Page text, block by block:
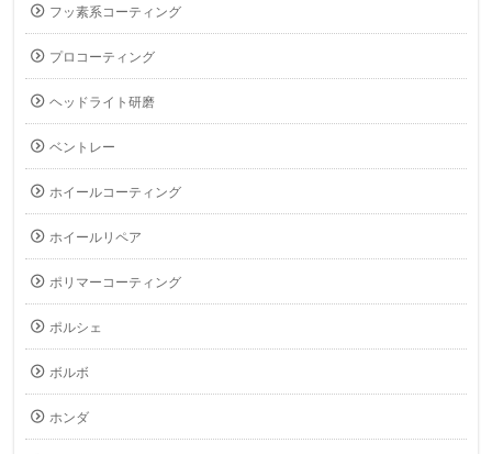
フッ素系コーティング
プロコーティング
ヘッドライト研磨
ベントレー
ホイールコーティング
ホイールリペア
ポリマーコーティング
ポルシェ
ボルボ
ホンダ